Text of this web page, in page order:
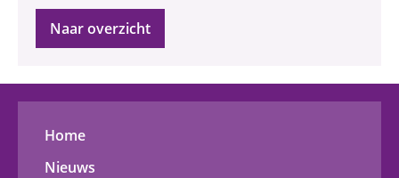
Naar overzicht
Home
Nieuws